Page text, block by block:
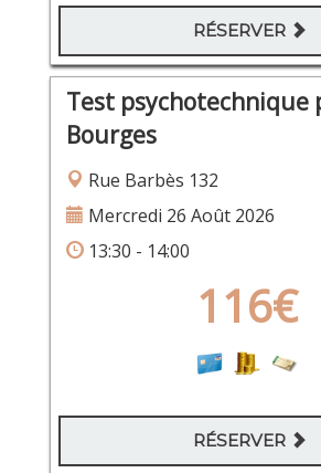
RÉSERVER
Test psychotechnique
Bourges
Rue Barbès 132
Mercredi 26 Août 2026
13:30 - 14:00
116€
RÉSERVER